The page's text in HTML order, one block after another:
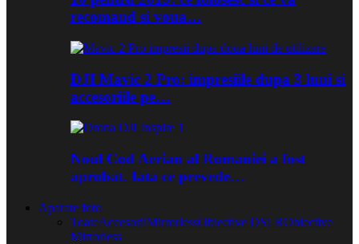
recomand si voua…
DJI Mavic 2 Pro: impresiile dupa 3 luni si
accesoriile pe…
Noul Cod Aerian al Romaniei a fost
aprobat. Iata ce prevede…
Aparate foto
ToateAccesoriiMirrorlessObiective DSLRObiective
Mirrorless